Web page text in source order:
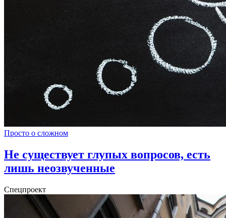
Просто о сложном
Не существует глупых вопросов, есть
лишь неозвученные
Спецпроект